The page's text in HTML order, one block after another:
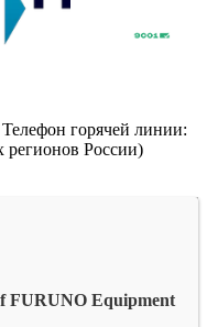
горячей линии:
регионов России)
FURUNO Equipment